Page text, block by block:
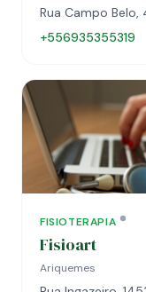
Rua Campo Belo,
+556935355319
FISIOTERAPIA
Fisioart
Ariquemes